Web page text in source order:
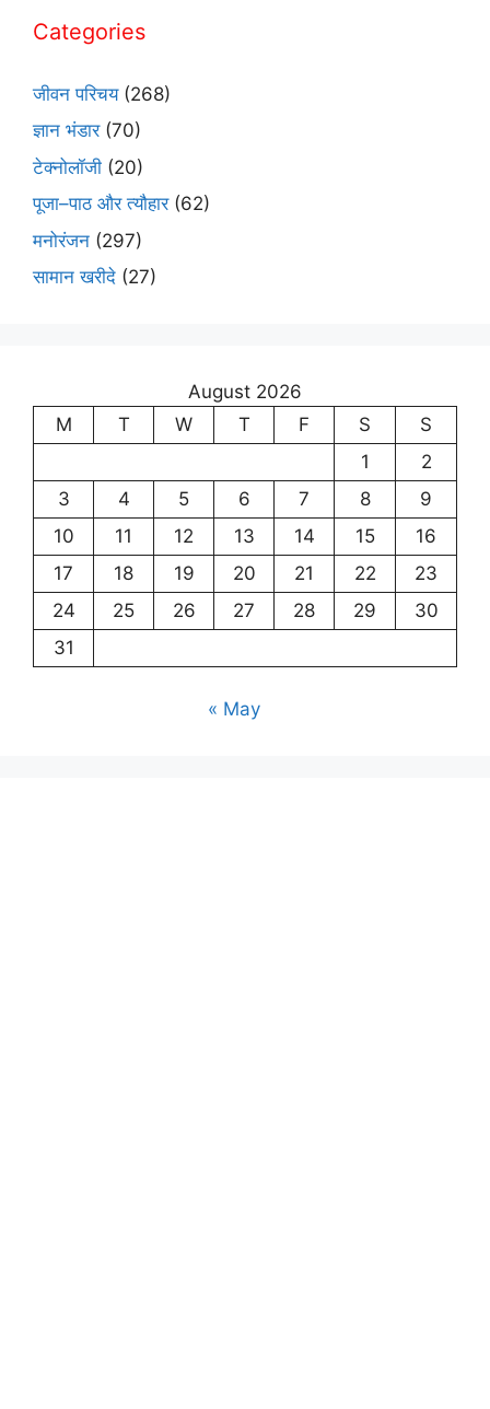
Categories
जीवन परिचय(268)
ज्ञान भंडार(70)
टेक्नोलॉजी (20)
पूजा–पाठ और त्यौहार(62)
मनोरंजन (297)
सामान खरीदे (27)
August 2026
M
T W T F S
S
1
2
3
4 5 6 7 8
9
10
11 12 13 14 15
16
17
18 19 20 21 22
23
24
25 26 27 28 29
30
31
« May